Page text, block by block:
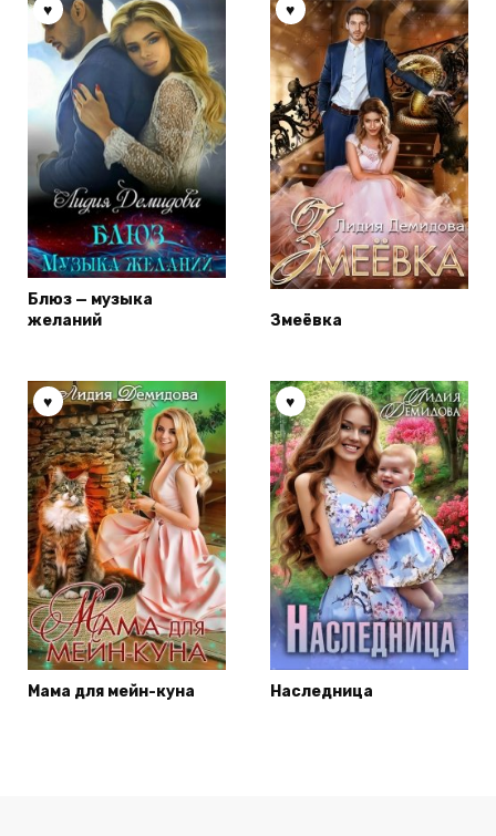
Блюз — музыка
желаний
Змеёвка
Мама для мейн-куна Наследница